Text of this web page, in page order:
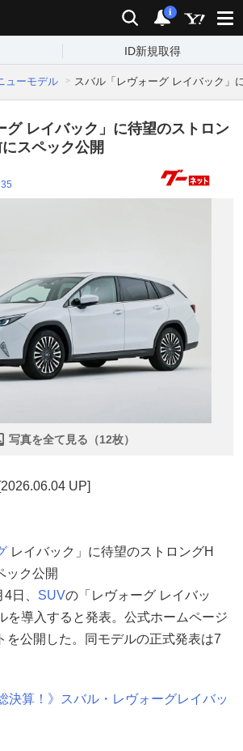
検索 通知
i
ID新規取得
ューモデル スバル「レヴォーグ レイバック」
グ レイバック」に待望のストロン
スペック公開
35
写真を全て見る（12枚）
UP]
レイバック」に待望のストロングH
ック公開
日、 SUVの「レヴォーグ レイバッ
を導入すると発表。公式ホームページ
を公開した。同モデルの正式発表は7
決算！》スバル・レヴォーグレイバッ